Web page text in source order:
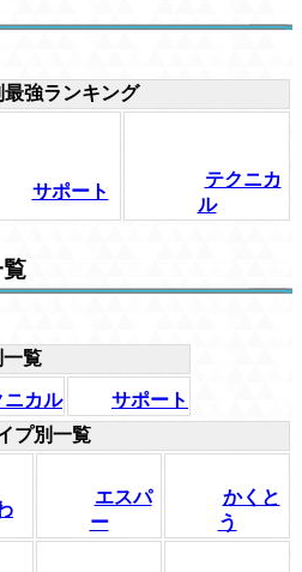
最強ランキング
サポート
テクニカ
ル
一覧
ニカル
サポート
プ別一覧
エスパ
ー
かくと
う